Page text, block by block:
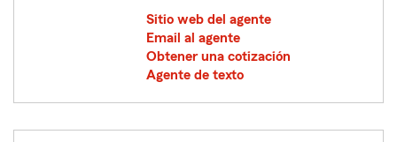
Sitio web del agente
Email al agente
Obtener una cotización
Agente de texto